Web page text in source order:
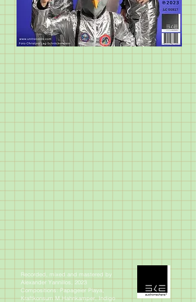
Recorded, mixed and mastered by
Alexander Yannillos, 2023
Compositions: Papageier Playa,
Kraftkonsum M.Hahnkamper, Indigo